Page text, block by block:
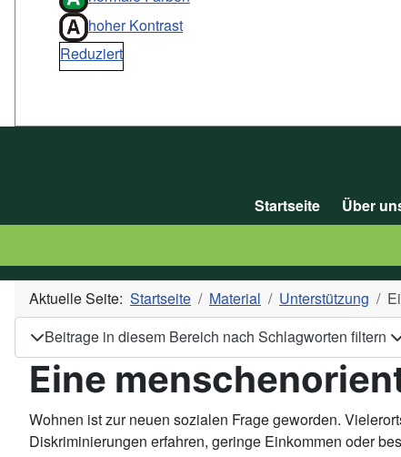
hoher Kontrast
Reduziert
Startseite Über
Aktuelle Seite: Startseite Material Unterstützung
Beitrage in diesem Bereich nach Schlagworten filtern
Eine
Wohnen ist zur neuen sozialen Frage geworden.
Diskriminierungen erfahren, geringe Einkommen oder